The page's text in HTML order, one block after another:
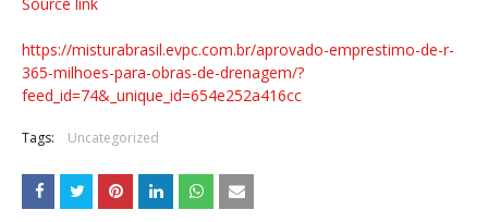
https://misturabrasil.evpc.com.br/aprovado-emprestimo-de-r-
365-milhoes-para-obras-de-drenagem/?
feed_id=74&_unique_id=654e252a416cc
Tags: Uncategorized